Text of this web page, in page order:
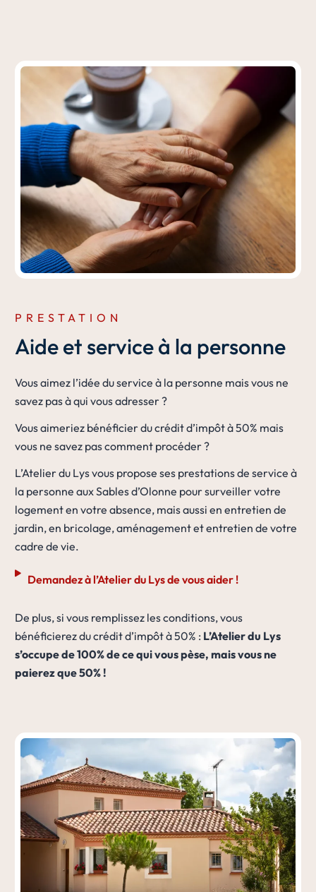
PRESTATION
Aide et service à la personne
Vous aimez l’idée du service à la personne mais vous ne
savez pas à qui vous adresser ?
Vous aimeriez bénéficier du crédit d’impôt à 50% mais
vous ne savez pas comment procéder ?
L’Atelier du Lys vous propose ses prestations de service à
la personne aux Sables d’Olonne pour surveiller votre
logement en votre absence, mais aussi en entretien de
jardin, en bricolage, aménagement et entretien de votre
cadre de vie.
Demandez à l’Atelier du Lys de vous aider !
De plus, si vous remplissez les conditions, vous
bénéficierez du crédit d’impôt à 50% : L’Atelier du Lys
s’occupe de 100% de ce qui vous pèse, mais vous ne
paierez que 50% !